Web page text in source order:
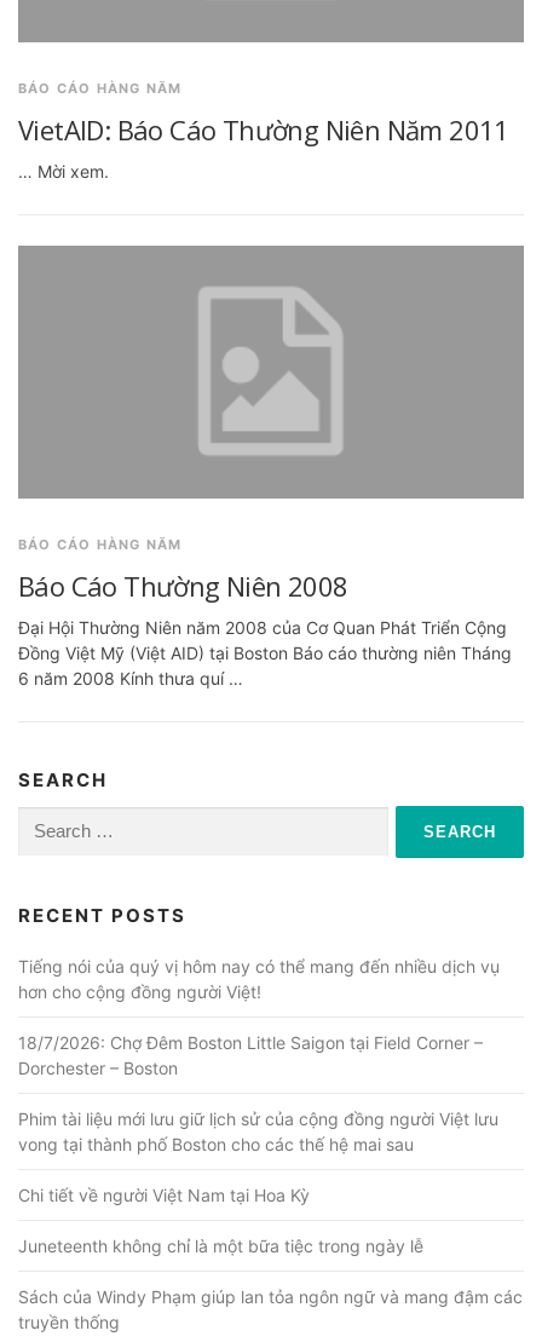
BÁO CÁO HÀNG NĂM
VietAID: Báo Cáo Thường Niên Năm 2011
… Mời xem.
BÁO CÁO HÀNG NĂM
Báo Cáo Thường Niên 2008
Đại Hội Thường Niên năm 2008 của Cơ Quan Phát Triển Cộng
Đồng Việt Mỹ (Việt AID) tại Boston Báo cáo thường niên Tháng
6 năm 2008 Kính thưa quí …
SEARCH
Search
for:
RECENT POSTS
Tiếng nói của quý vị hôm nay có thể mang đến nhiều dịch vụ
hơn cho cộng đồng người Việt!
18/7/2026: Chợ Đêm Boston Little Saigon tại Field Corner –
Dorchester – Boston
Phim tài liệu mới lưu giữ lịch sử của cộng đồng người Việt lưu
vong tại thành phố Boston cho các thế hệ mai sau
Chi tiết về người Việt Nam tại Hoa Kỳ
Juneteenth không chỉ là một bữa tiệc trong ngày lễ
Sách của Windy Phạm giúp lan tỏa ngôn ngữ và mang đậm các
truyền thống